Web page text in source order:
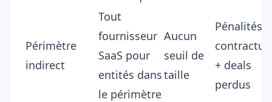
Périmètre
indirect
Tout
fournisseur
SaaS pour
entités dans
le périmètre
Aucun
seuil de
taille
Pénalités
+ deals
perdus